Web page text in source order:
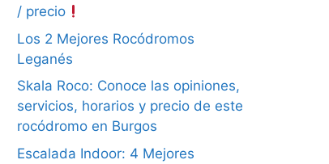
/ precio
Los 2 Mejores Rocódromos
Leganés
Skala Roco: Conoce las opiniones,
servicios, horarios y precio de este
rocódromo en Burgos
Escalada Indoor: 4 Mejores